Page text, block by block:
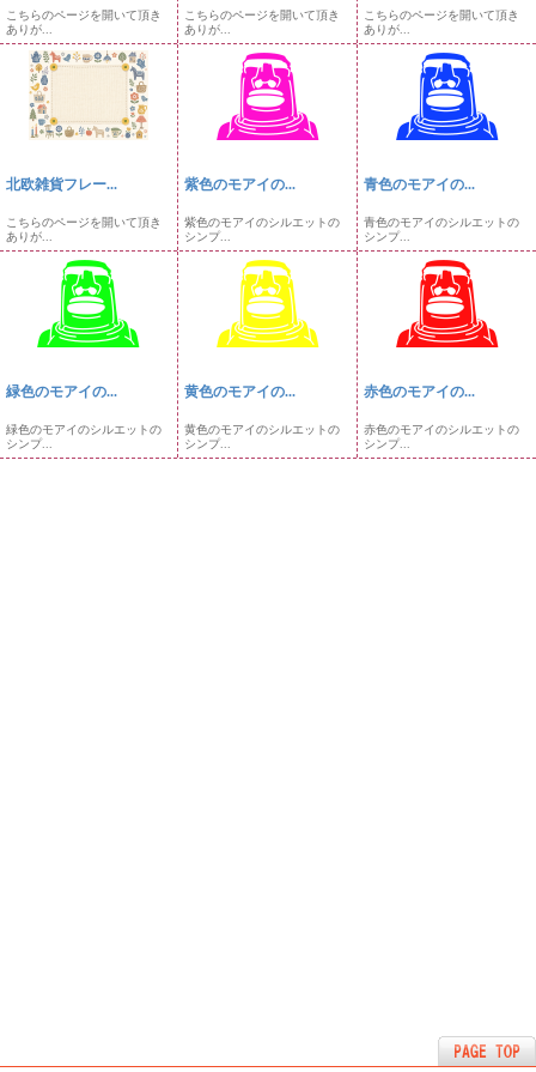
こちらのページを開いて頂き
ありが...
こちらのページを開いて頂き
ありが...
こちらのページを開いて頂き
ありが...
北欧雑貨フレー...
こちらのページを開いて頂き
ありが...
紫色のモアイの...
紫色のモアイのシルエットの
シンプ...
青色のモアイの...
青色のモアイのシルエットの
シンプ...
緑色のモアイの...
緑色のモアイのシルエットの
シンプ...
黄色のモアイの...
黄色のモアイのシルエットの
シンプ...
赤色のモアイの...
赤色のモアイのシルエットの
シンプ...